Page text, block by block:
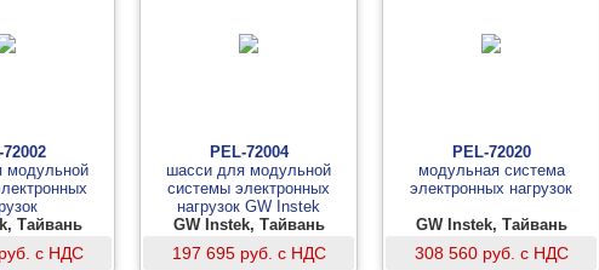
72002
модульной
Тайвань
с НДС
PEL-72004
шасси для модульной
системы электронных
нагрузок GW Instek
GW Instek, Тайвань
197 695 руб. с НДС
PEL-72020
модульная система
электронных нагрузок
GW Instek, Тайвань
308 560 руб. с НДС